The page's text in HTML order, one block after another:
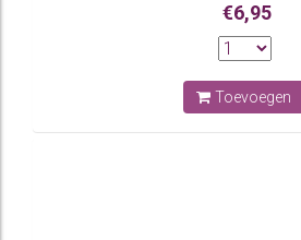
€6,95
Toevoegen